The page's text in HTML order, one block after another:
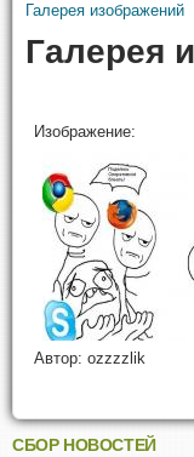
Галерея изображений
Галерея
Изображение:
Автор: ozzzzlik
СБОР НОВОСТЕЙ